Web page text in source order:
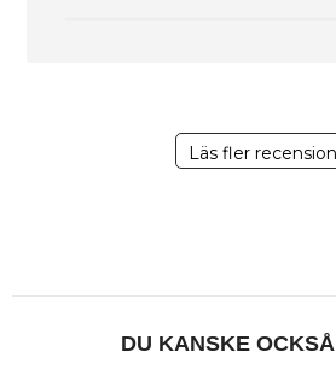
Läs fler
DU KANSKE